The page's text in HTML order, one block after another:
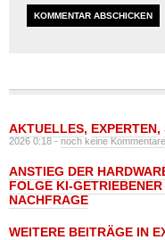
AKTUELLES, EXPERTEN,
2026 0:18 -noch keine Kommentare
ANSTIEG DER
FOLGE KI-
NACHFRAGE
WEITERE BEITRÄGE IN